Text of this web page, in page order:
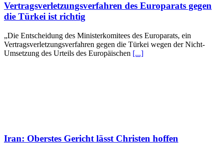
Vertragsverletzungsverfahren des Europarats gegen
die Türkei ist richtig
„Die Entscheidung des Ministerkomitees des Europarats, ein
Vertragsverletzungsverfahren gegen die Türkei wegen der Nicht-
Umsetzung des Urteils des Europäischen [...]
Iran: Oberstes Gericht lässt Christen hoffen